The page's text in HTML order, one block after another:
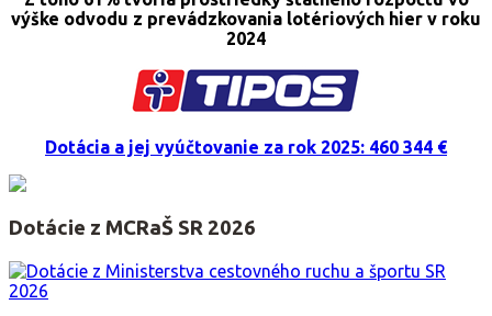
výške odvodu z prevádzkovania lotériových hier v roku
2024
Dotácia a jej vyúčtovanie za rok 2025: 460 344 €
Dotácie z MCRaŠ SR 2026